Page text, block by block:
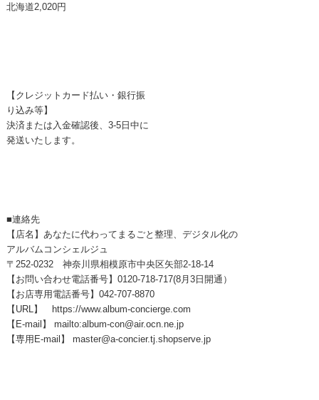
北海道2,020円
【クレジットカード払い・銀行振
り込み等】
決済または入金確認後、3-5日中に
発送いたします。
■連絡先
【店名】あなたに代わってまるごと整理、デジタル化の
アルバムコンシェルジュ
〒252-0232 神奈川県相模原市中央区矢部2-18-14
【お問い合わせ電話番号】0120-718-717(8月3日開通）
【お店専用電話番号】042-707-8870
【URL】 https://www.album-concierge.com
【E-mail】 mailto:album-con@air.ocn.ne.jp
【専用E-mail】 master@a-concier.tj.shopserve.jp